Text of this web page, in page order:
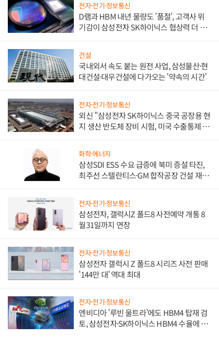
전자·전기·정보통신
D램과 HBM 내년 물량도 '품절', 고객사 위
기감이 삼성전자 SK하이닉스 협상력 더 키
건설
국내외서 속도 붙는 원전 사업, 삼성물산·현
대건설·대우건설에 다가오는 '약속의 시간'
전자·전기·정보통신
외신 "삼성전자 SK하이닉스 중국 공장용 현
지 생산 반도체 장비 시험, 미국 수출통제 대
화학·에너지
삼성SDI ESS 수요 급증에 북미 증설 타진,
최주선 스텔란티스·GM 합작공장 건설 재추
전자·전기·정보통신
삼성전자, 갤럭시Z 폴드8 사전예약 개통 8
월31일까지 연장
전자·전기·정보통신
삼성전자 갤럭시 Z 폴드8 시리즈 사전 판매
'144만 대' 역대 최대
전자·전기·정보통신
엔비디아 '루빈 울트라'에도 HBM4 탑재 검
토, 삼성전자·SK하이닉스 HBM4 수율에 주